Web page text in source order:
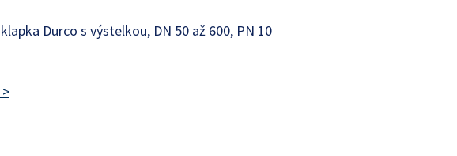
Durco s výstelkou, DN 50 až 600, PN 10